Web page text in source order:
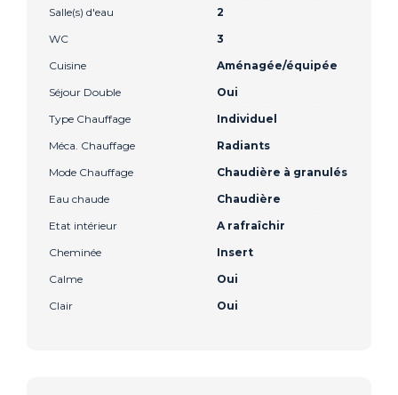
Salle(s) d'eau
2
WC
3
Cuisine
Aménagée/équipée
Séjour Double
Oui
Type Chauffage
Individuel
Méca. Chauffage
Radiants
Mode Chauffage
Chaudière à granulés
Eau chaude
Chaudière
Etat intérieur
A rafraîchir
Cheminée
Insert
Calme
Oui
Clair
Oui